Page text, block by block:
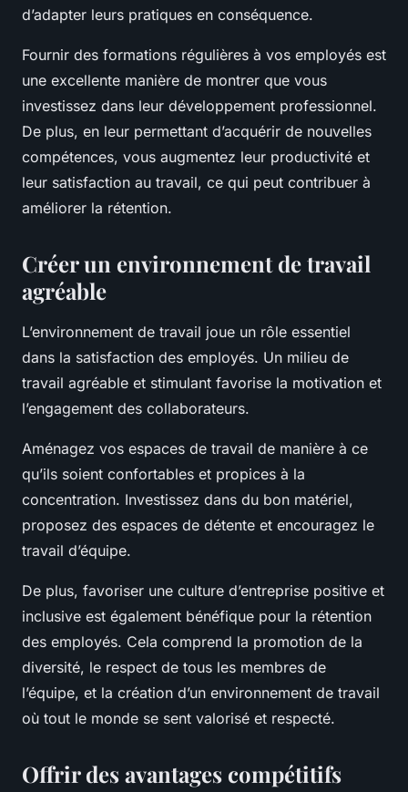
d’adapter leurs pratiques en conséquence.
Fournir des formations régulières à vos employés est
une excellente manière de montrer que vous
investissez dans leur développement professionnel.
De plus, en leur permettant d’acquérir de nouvelles
compétences, vous augmentez leur productivité et
leur satisfaction au travail, ce qui peut contribuer à
améliorer la rétention.
Créer un environnement de travail
agréable
L’environnement de travail joue un rôle essentiel
dans la satisfaction des employés. Un milieu de
travail agréable et stimulant favorise la motivation et
l’engagement des collaborateurs.
Aménagez vos espaces de travail de manière à ce
qu’ils soient confortables et propices à la
concentration. Investissez dans du bon matériel,
proposez des espaces de détente et encouragez le
travail d’équipe.
De plus, favoriser une culture d’entreprise positive et
inclusive est également bénéfique pour la rétention
des employés. Cela comprend la promotion de la
diversité, le respect de tous les membres de
l’équipe, et la création d’un environnement de travail
où tout le monde se sent valorisé et respecté.
Offrir des avantages compétitifs